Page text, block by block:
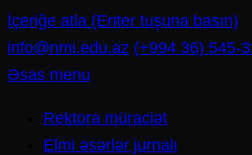
İçeriğe atla (Enter tuşuna basın)
info@nmi.edu.az (+994 36) 545-
Əsas menu
Rektora müraciət
Elmi əsərlər jurnalı